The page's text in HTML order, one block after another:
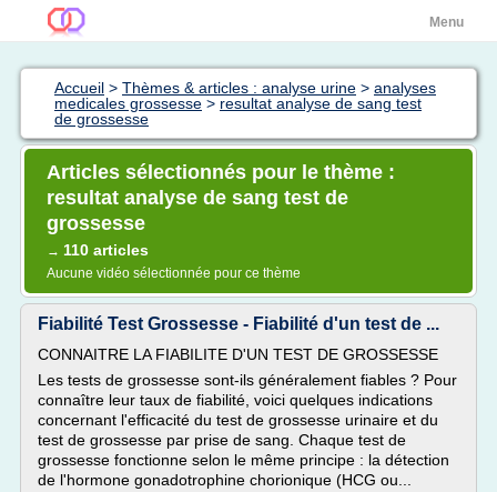
Menu
Accueil > Thèmes & articles : analyse urine > analyses
medicales grossesse > resultat analyse de sang test
de grossesse
Articles sélectionnés pour le thème :
resultat analyse de sang test de
grossesse
→ 110 articles
Aucune vidéo sélectionnée pour ce thème
Fiabilité Test Grossesse - Fiabilité d'un test de ...
CONNAITRE LA FIABILITE D'UN TEST DE GROSSESSE
Les tests de grossesse sont-ils généralement fiables ? Pour
connaître leur taux de fiabilité, voici quelques indications
concernant l'efficacité du test de grossesse urinaire et du
test de grossesse par prise de sang. Chaque test de
grossesse fonctionne selon le même principe : la détection
de l'hormone gonadotrophine chorionique (HCG ou...